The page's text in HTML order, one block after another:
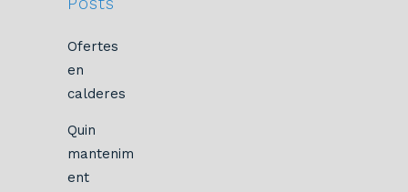
Ofertes
en
calderes
Quin
mantenim
ent